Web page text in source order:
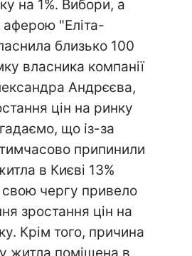
на 1%. Вибори, а
"Еліта-
близько 100
власника компанії
Андрєєва,
цін на ринку
що із-за
припинили
в Києві 13%
чергу привело
зростання цін на
Крім того, причина